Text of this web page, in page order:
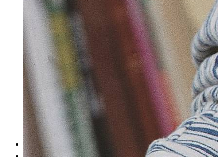
Om oss